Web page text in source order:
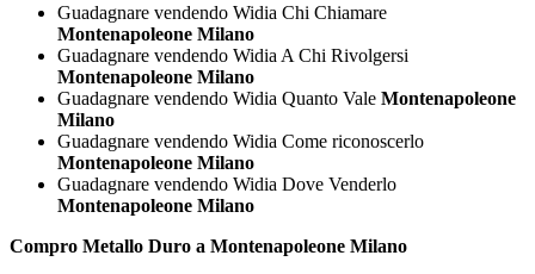
Guadagnare vendendo Widia Chi Chiamare
Montenapoleone Milano
Guadagnare vendendo Widia A Chi Rivolgersi
Montenapoleone Milano
Guadagnare vendendo Widia Quanto Vale Montenapoleone
Milano
Guadagnare vendendo Widia Come riconoscerlo
Montenapoleone Milano
Guadagnare vendendo Widia Dove Venderlo
Montenapoleone Milano
Compro Metallo Duro a Montenapoleone Milano